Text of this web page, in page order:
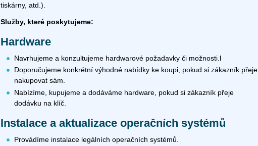
tiskárny, atd.).
Služby, které poskytujeme:
Hardware
Navrhujeme a konzultujeme hardwarové požadavky či možnosti.l
Doporučujeme konkrétní výhodné nabídky ke koupi, pokud si zákazník přeje
nakupovat sám.
Nabízíme, kupujeme a dodáváme hardware, pokud si zákazník přeje
dodávku na klíč.
Instalace a aktualizace operačních systémů
Provádíme instalace legálních operačních systémů.